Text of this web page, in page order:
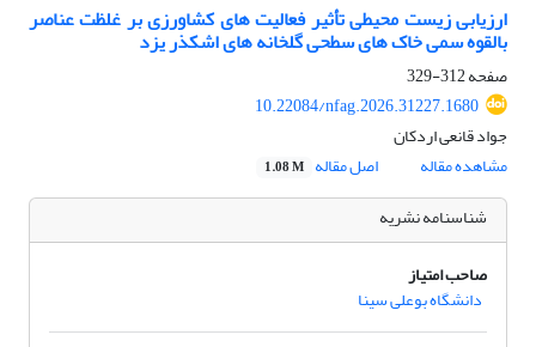
ارزیابی زیست­ محیطی تأثیر فعالیت ­های کشاورزی بر غلظت عناصر
بالقوه سمی خاک­ های سطحی گلخانه ­های اشکذر یزد
صفحه312-329
10.22084/nfag.2026.31227.1680
جواد قانعی اردکان
مشاهده مقاله
اصل مقاله 1.08 M
شناسنامه نشریه
صاحب امتیاز
دانشگاه بوعلی سینا